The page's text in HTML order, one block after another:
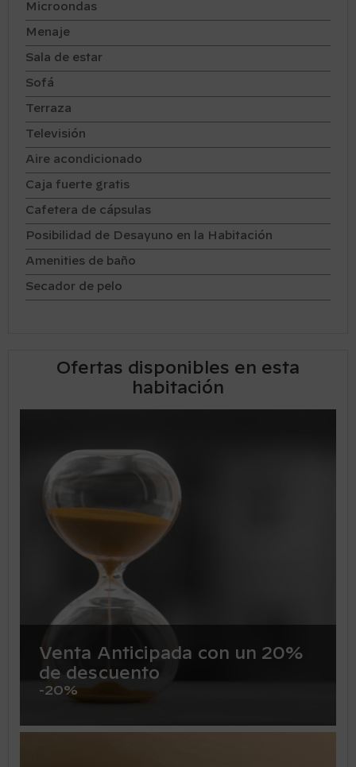
Microondas
Menaje
Sala de estar
Sofá
Terraza
Televisión
Aire acondicionado
Caja fuerte gratis
Cafetera de cápsulas
Posibilidad de Desayuno en la Habitación
Amenities de baño
Secador de pelo
Ofertas disponibles en esta
habitación
Venta Anticipada con un 20%
de descuento
-20%